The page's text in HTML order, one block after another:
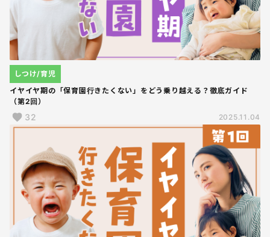
イヤイヤ期の「保育園行きたくない」をどう乗り越える？徹底ガイド
（第2回）
しつけ/育児
32 2025.11.04